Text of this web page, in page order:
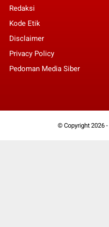
Redaksi
Kode Etik
Disclaimer
Privacy Policy
Pedoman Media Siber
© Copyright 2026 -